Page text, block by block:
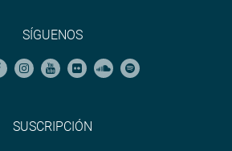
SÍGUENOS
SUSCRIPCIÓN